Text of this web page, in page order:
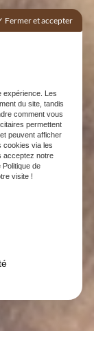
Fermer et accepter
expérience. Les
du site, tandis
comment vous
permettent
peuvent afficher
cookies via les
acceptez notre
de
visite !